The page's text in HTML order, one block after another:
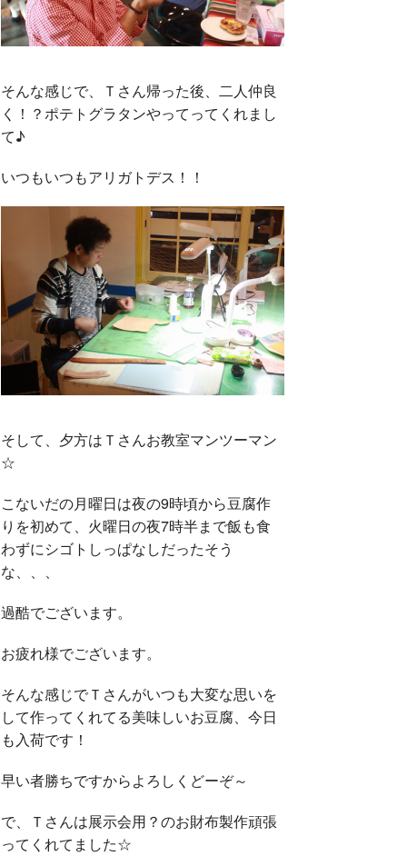
そんな感じで、Ｔさん帰った後、二人仲良
く！？ポテトグラタンやってってくれまし
て♪
いつもいつもアリガトデス！！
そして、夕方はＴさんお教室マンツーマン
☆
こないだの月曜日は夜の9時頃から豆腐作
りを初めて、火曜日の夜7時半まで飯も食
わずにシゴトしっぱなしだったそう
な、、、
過酷でございます。
お疲れ様でございます。
そんな感じでＴさんがいつも大変な思いを
して作ってくれてる美味しいお豆腐、今日
も入荷です！
早い者勝ちですからよろしくどーぞ～
で、Ｔさんは展示会用？のお財布製作頑張
ってくれてました☆